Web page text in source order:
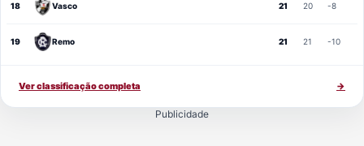
18 Vasco 21 20 -8
19 Remo 21 21 -10
Ver classificação completa →
Publicidade